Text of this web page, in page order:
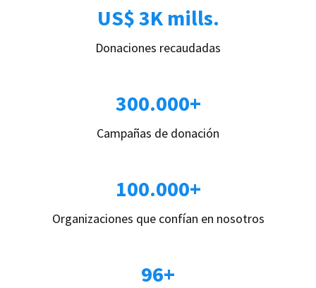
US$ 3K mills.
Donaciones recaudadas
300.000+
Campañas de donación
100.000+
Organizaciones que confían en nosotros
96+